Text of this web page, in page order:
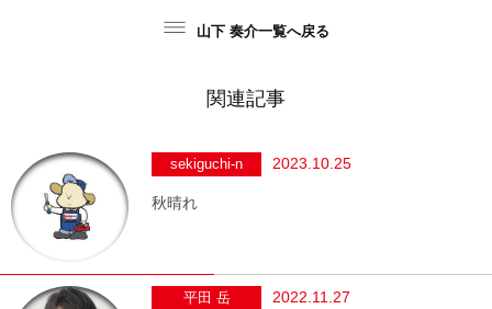
山下 奏介一覧へ戻る
関連記事
sekiguchi-n 2023.10.25
秋晴れ
平田 岳 2022.11.27